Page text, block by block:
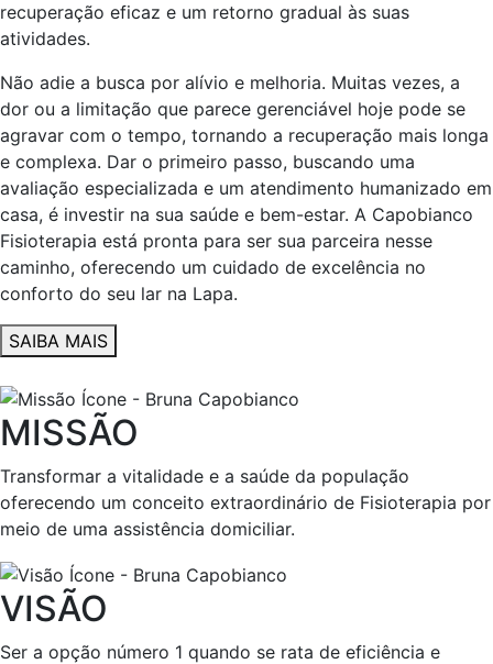
recuperação eficaz e um retorno gradual às suas
atividades.
Não adie a busca por alívio e melhoria. Muitas vezes, a
dor ou a limitação que parece gerenciável hoje pode se
agravar com o tempo, tornando a recuperação mais longa
e complexa. Dar o primeiro passo, buscando uma
avaliação especializada e um atendimento humanizado em
casa, é investir na sua saúde e bem-estar. A Capobianco
Fisioterapia está pronta para ser sua parceira nesse
caminho, oferecendo um cuidado de excelência no
conforto do seu lar na Lapa.
SAIBA MAIS
MISSÃO
Transformar a vitalidade e a saúde da população
oferecendo um conceito extraordinário de Fisioterapia por
meio de uma assistência domiciliar.
VISÃO
Ser a opção número 1 quando se rata de eficiência e